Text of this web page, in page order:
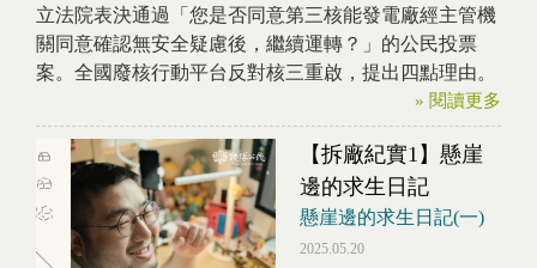
立法院表決通過「您是否同意第三核能發電廠經主管機
關同意確認無安全疑慮後，繼續運轉？」的公民投票
案。全國廢核行動平台反對核三重啟，提出四點理由。
» 閱讀更多
【拆廠紀實1】懸崖
邊的求生日記
懸崖邊的求生日記(一)
2025.05.20